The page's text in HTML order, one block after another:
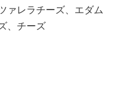
ァレラチーズ、エダム
、チーズ